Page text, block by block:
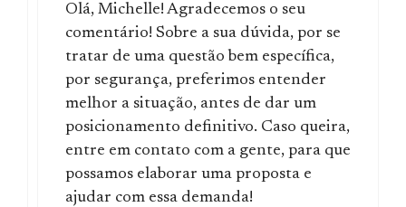
Olá, Michelle! Agradecemos o seu
comentário! Sobre a sua dúvida, por se
tratar de uma questão bem específica,
por segurança, preferimos entender
melhor a situação, antes de dar um
posicionamento definitivo. Caso queira,
entre em contato com a gente, para que
possamos elaborar uma proposta e
ajudar com essa demanda!